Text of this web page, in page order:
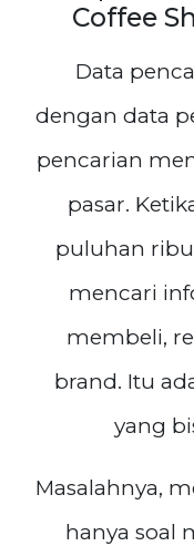
Coffee
Data
dengan data
pencarian
pasar.
puluhan
mencari
membeli,
brand. Itu
yang
Masalahnya,
hanya soal